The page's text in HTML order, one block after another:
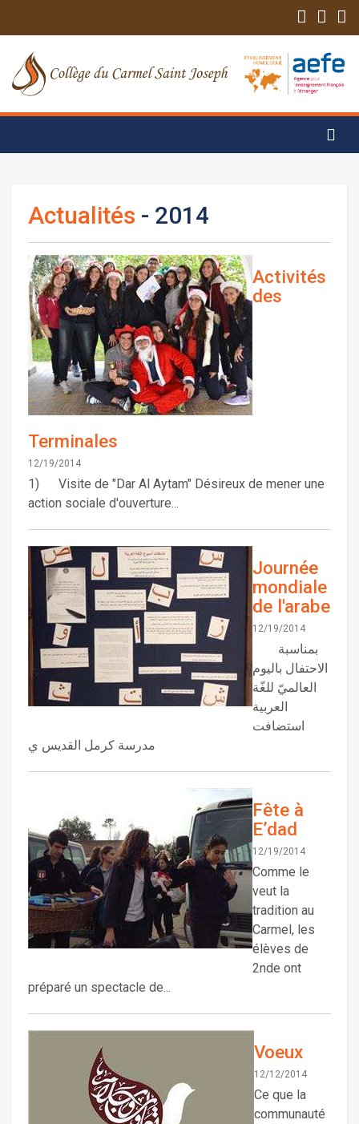
Actualités - 2014
Activités
des
Terminales
12/19/2014
1) Visite de "Dar Al Aytam" Désireux de mener une
action sociale d'ouverture...
Journée
mondiale
de l'arabe
12/19/2014
الاحتفال باليوم
العالميّ للغّة
العربية
استضافت
مدرسة كرمل القديس ي
Fête à
E’dad
12/19/2014
Comme le
veut la
tradition au
Carmel, les
élèves de
2nde ont
préparé un spectacle de...
Voeux
12/12/2014
Ce que la
communauté